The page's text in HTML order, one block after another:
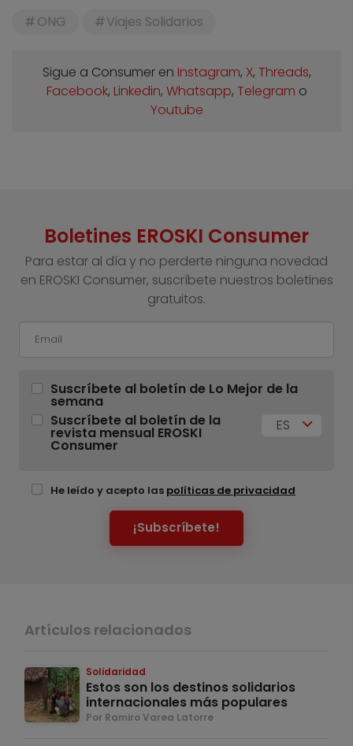
ONG Viajes Solidarios
Sigue a Consumer en Instagram, X, Threads,
Facebook, Linkedin, Whatsapp, Telegram o
Youtube
Boletines EROSKI Consumer
Para estar al día y no perderte ninguna novedad
en EROSKI Consumer, suscríbete nuestros boletines
gratuitos.
Suscríbete al boletín de Lo Mejor de la
semana
Suscríbete al boletín de la
revista mensual EROSKI
Consumer
ES
He leído y acepto las políticas de privacidad
¡Subscríbete!
Artículos relacionados
Solidaridad
Estos son los destinos solidarios
internacionales más populares
Por Ramiro Varea Latorre